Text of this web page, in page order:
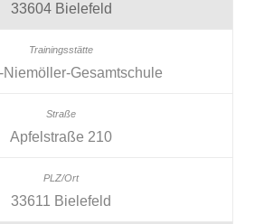
33604 Bielefeld
Niemöller-Gesamtschule
Apfelstraße 210
33611 Bielefeld